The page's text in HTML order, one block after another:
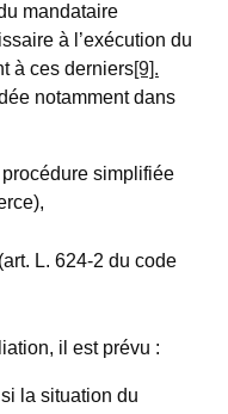
mandataire
à l’exécution du
à ces derniers[9].
notamment dans
simplifiée
L. 624-2 du code
il est prévu :
la situation du